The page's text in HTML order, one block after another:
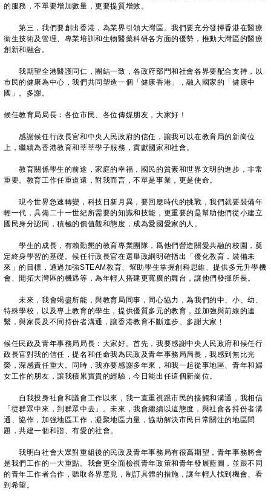
的服務，不單要增加數量，更要提質增效。
第三，我們要創出香港，為業界引領大灣區。我們要充分發揮香港在醫療
衞生技術及管理、專業培訓和生物醫藥科研各方面的優勢，推動大灣區的醫療
創新和融合。
我期望全港醫護同仁，團結一致，各政府部門和社會各界要配合支持，以
市民的健康為中心，我們共同塑造一個「健康香港」，融入國家的「健康中
國」。多謝。
候任教育局局長︰各位市民、各位傳媒朋友，大家好！
感謝候任行政長官和中央人民政府的信任，讓我可以在教育局的新崗位
上，繼續為香港教育和莘莘學子服務，貢獻國家和社會。
教育關係學生的前途，家庭的幸福，國民的質素和世界文明的進步，非常
重要。教育工作任重道遠，對我而言，不單是事業，更是使命。
現今世界急速轉變，科技日新月異，要回應時代的挑戰，我們就要裝備年
輕一代，具備二十一世紀所需要的知識和技能，更重要的是幫助他們從小建立
國民身分認同，積極的價值觀和態度，成為愛國愛家的人。
學生的成長，有賴勤懇的教育專業團隊，爲他們營造關愛共融的校園，奠
定終身學習的基礎。候任行政長官在選舉政綱明確指出「優化教育，裝備未
來」的目標，通過加強STEAM教育、幫助學生掌握創科思維、提供多元升學機
會、開拓大灣區的機遇等，為年輕人搭建更寬廣的舞台，讓他們發揮所長。
未來，我會竭盡所能，與教育局同事，同心協力，為我們的中、小、幼、
特殊學校，以及専上教育的學生，提供優質多元的教育，並加強與前線的連
繫，與家長及不同持份者溝通，讓香港教育不斷進步。多謝大家﹗
候任民政及青年事務局局長：大家好。首先，我要感謝中央人民政府和候任行
政長官對我的信任，提名和任命我為民政及青年事務局局長，我感到無比光
榮，深感責任重大。同時，我亦要感謝多年來，和我一起從事地區、青年和婦
女工作的朋友，讓我積累寶貴的經驗，今日能出任這個新崗位。
自我投身社會和議會工作以來，我一直重視跟市民的接觸和溝通，我相信
「從群眾中來，到群眾中去」。未來，我會繼續以這態度，與社會各持份者溝
通、協作，加強地區工作，凝聚地區力量，協助解決市民日常關注的地區問
題，共建一個和諧、有愛的社會。
我明白社會大眾對重組後的民政及青年事務局有很高期望，青年事務將會
是我們工作的一大重點。我會更全面檢視青年政策和青年發展藍圖，並跟不同
的青年工作者合作，聽取各界意見，制訂具體的措施，讓年輕人找到機會、看
到希望。